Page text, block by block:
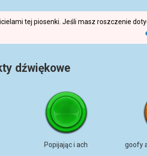
tej piosenki. Jeśli masz roszczenie
dźwiękowe
Popijając i ach goofy